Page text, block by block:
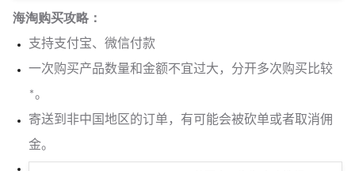
海淘购买攻略：
支持支付宝、微信付款
一次购买产品数量和金额不宜过大，分开多次购买比较
*。
寄送到非中国地区的订单，有可能会被砍单或者取消佣
金。